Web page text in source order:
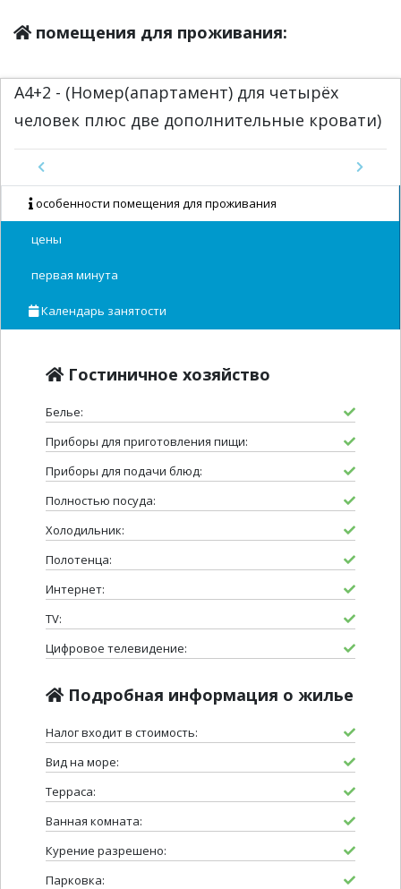
помещения для проживания:
A4+2 - (Номер(апартамент) для четырёх
человек плюс две дополнительные кровати)
Previous
Next
особенности помещения для проживания
цены
первая минута
Календарь занятости
Гостиничное хозяйство
Белье:
Приборы для приготовления пищи:
Приборы для подачи блюд:
Полностью посуда:
Холодильник:
Полотенца:
Интернет:
TV:
Цифровое телевидение:
Подробная информация о жилье
Налог входит в стоимость:
Вид на море:
Терраса:
Ванная комната:
Курение разрешено:
Парковка: